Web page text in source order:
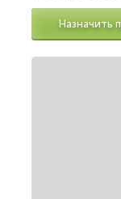
Назначить